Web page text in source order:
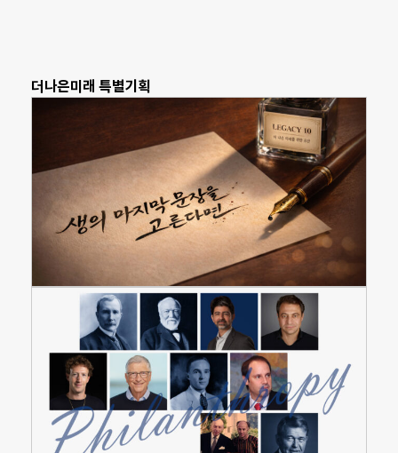
더나은미래 특별기획